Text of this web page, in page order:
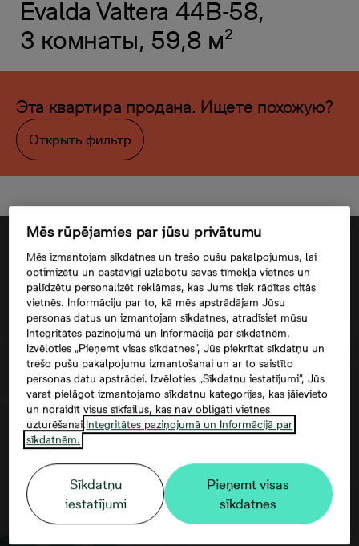
Evalda Valtera 44B-58,
3 комнаты, 59,8 м²
Эта квартира продана. Ищете похожую?
Открыть фильтр
Согласие третьего лица
Mēs rūpējamies par jūsu privātumu
Mēs izmantojam sīkdatnes un trešo pušu pakalpojumus, lai
optimizētu un pastāvīgi uzlabotu savas tīmekļa vietnes un
palīdzētu personalizēt reklāmas, kas Jums tiek rādītas citās
vietnēs. Informāciju par to, kā mēs apstrādājam Jūsu
personas datus un izmantojam sīkdatnes, atradīsiet mūsu
Integritātes paziņojumā un Informācijā par sīkdatnēm.
Izvēloties „Pieņemt visas sīkdatnes”, Jūs piekrītat sīkdatņu un
trešo pušu pakalpojumu izmantošanai un ar to saistīto
personas datu apstrādei. Izvēloties „Sīkdatņu iestatījumi”, Jūs
varat pielāgot izmantojamo sīkdatņu kategorijas, kas jāievieto
un noraidīt visus sīkfailus, kas nav obligāti vietnes
uzturēšanai.Integritātes paziņojumā un Informācijā par
sīkdatnēm.
Sīkdatņu
iestatījumi
Pieņemt visas
sīkdatnes